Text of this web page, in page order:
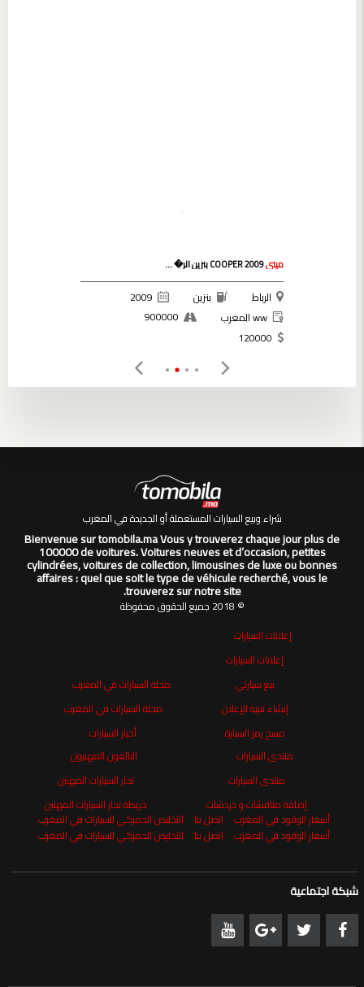
ميني
الرباط بنزين
2009
ww المغرب
900000
120000
شراء وبيع السيارات المستعملة أو الجديدة في المغرب
Bienvenue sur tomobila.ma Vous y trouverez chaque jour plus de
100000 de voitures. Voitures neuves et d’occasion, petites
cylindrées, voitures de collection, limousines de luxe ou bonnes
affaires : quel que soit le type de véhicule recherché, vous le
trouverez sur notre site.
© 2018 جميع الحقوق محفوظة
إعلانات السيارات
إعلانات السيارات
بيع سيارتي
إنشاء تنبيه للإعلان
مسح رمز السيارة
مجلة السيارات في المغرب
مجلة السيارات في المغرب
أخبار السيارات
منتدى السيارات
منتدى السيارات
إضافة مناقشات و دردشات
البائعون المهنيون
تجار السيارات المهنين
خريطة تجار السيارات المهنين
أسعار الوقود في المغرب اتصل بنا
التخليص الجمركي للسيارات في المغرب
أسعار الوقود في المغرب
اتصل بنا التخليص الجمركي للسيارات في المغرب
شبكة اجتماعية